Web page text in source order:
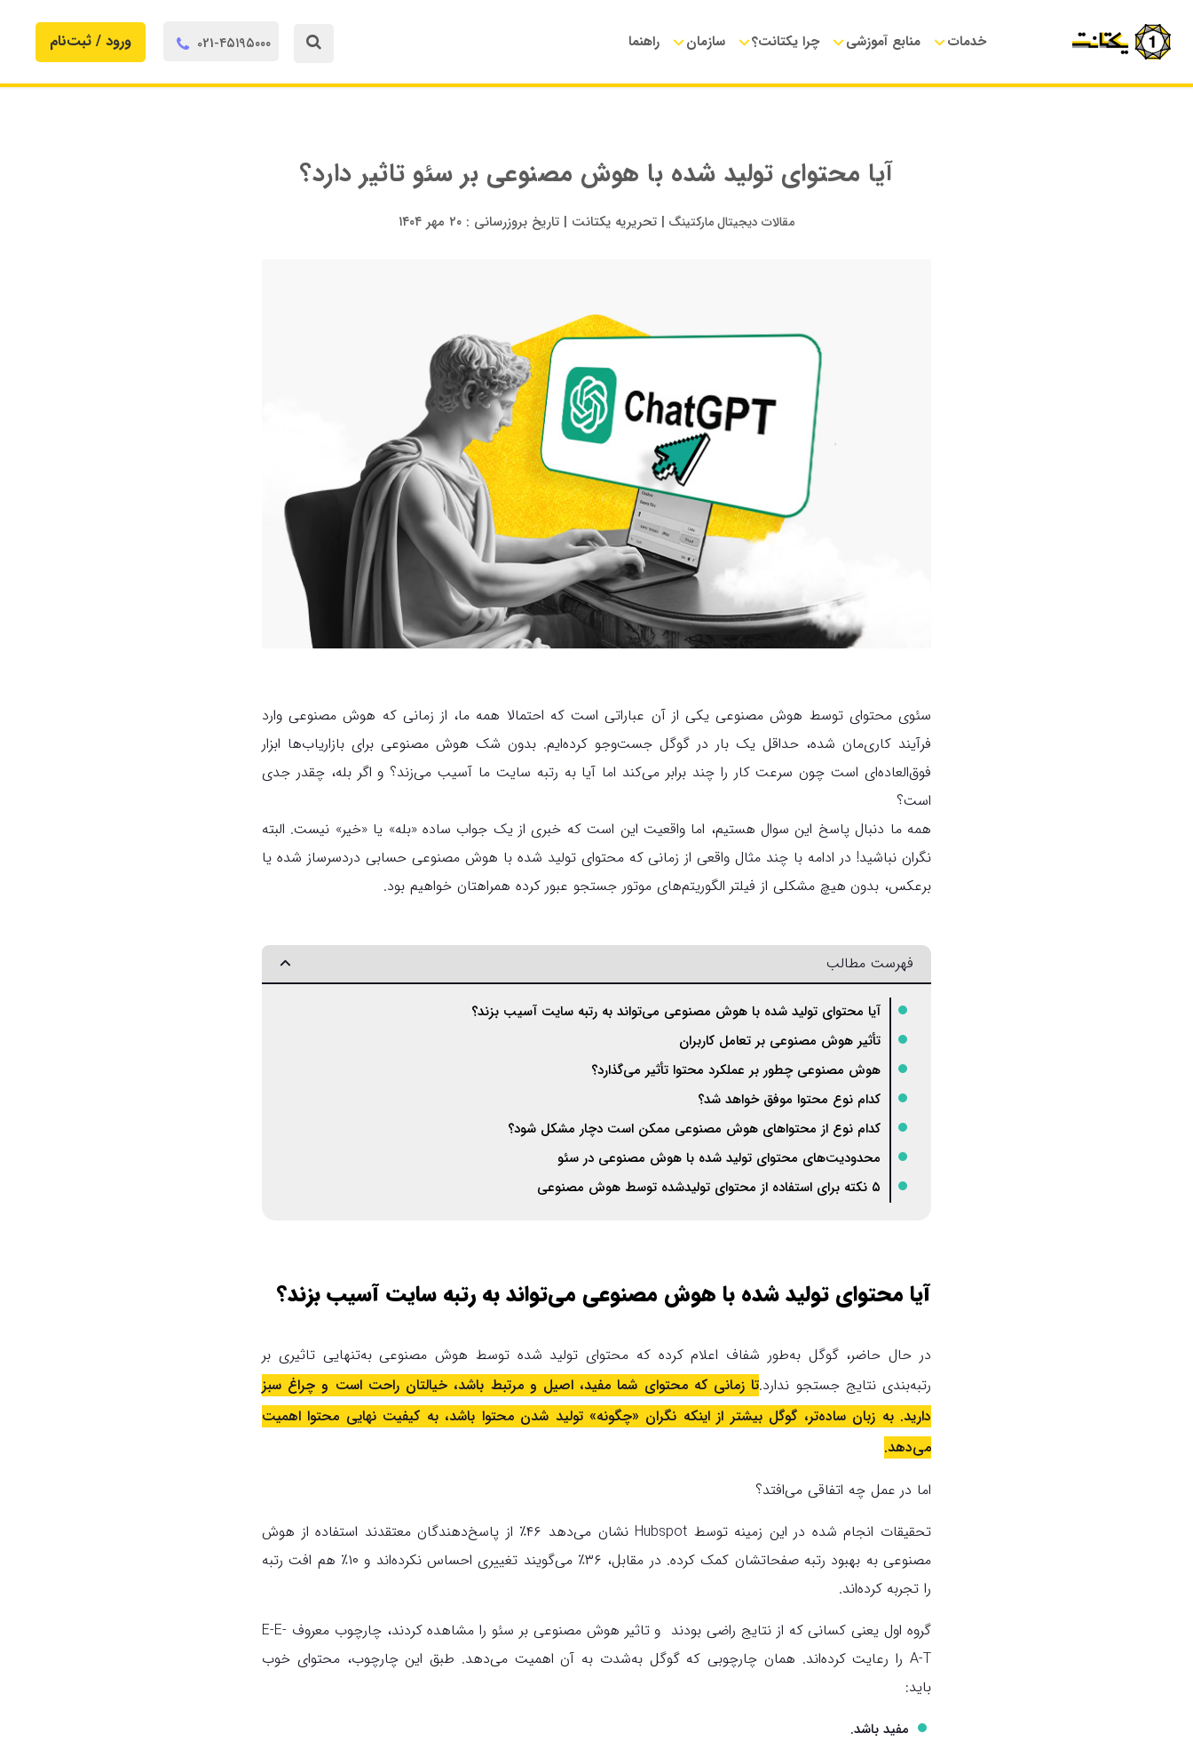
خدمات منابع آموزشی چرا یکتانت؟ سازمان راهنما  021-۴۵۱۹۵۰۰۰  ورود / ثبت‌‌نام
آیا محتوای تولید شده با هوش مصنوعی بر سئو تاثیر دارد؟
مقالات دیجیتال مارکتینگ | تحریریه یکتانت | تاریخ بروزرسانی : ۲۰ مهر ۱۴۰۴
سئوی محتوای توسط هوش مصنوعی یکی از آن عباراتی است که احتمالا همه ما، از زمانی که هوش مصنوعی وارد
فرآیند کاری‌مان شده، حداقل یک بار در گوگل جست‌وجو کرده‌ایم. بدون شک هوش مصنوعی برای بازاریاب‌ها ابزار
فوق‌العاده‌ای است چون سرعت کار را چند برابر می‌کند اما آیا به رتبه‌ سایت‌ ما آسیب می‌زند؟ و اگر بله، چقدر جدی
است؟
همه‌ ما دنبال پاسخ این سوال هستیم، اما واقعیت این است که خبری از یک جواب ساده‌ «بله» یا «خیر» نیست. البته
نگران نباشید! در ادامه با چند مثال واقعی از زمانی که محتوای تولید شده با هوش مصنوعی حسابی دردسرساز شده یا
برعکس، بدون هیچ مشکلی از فیلتر الگوریتم‌های موتور جستجو عبور کرده همراهتان خواهیم بود.
فهرست مطالب
آیا محتوای تولید شده با هوش مصنوعی می‌تواند به رتبه‌ سایت آسیب بزند؟
تأثیر هوش مصنوعی بر تعامل کاربران
هوش مصنوعی چطور بر عملکرد محتوا تأثیر می‌گذارد؟
کدام نوع محتوا موفق خواهد شد؟
کدام نوع از محتواهای هوش مصنوعی ممکن است دچار مشکل شود؟
محدودیت‌های محتوای تولید شده با هوش مصنوعی در سئو
۵ نکته برای استفاده از محتوای تولیدشده توسط هوش مصنوعی
آیا محتوای تولید شده با هوش مصنوعی می‌تواند به رتبه‌ سایت آسیب بزند؟
در حال حاضر، گوگل به‌طور شفاف اعلام کرده که محتوای تولید شده توسط هوش مصنوعی به‌تنهایی تاثیری بر
رتبه‌بندی نتایج جستجو ندارد.تا زمانی که محتوای شما مفید، اصیل و مرتبط باشد، خیالتان راحت است و چراغ سبز
دارید. به زبان ساده‌تر، گوگل بیشتر از اینکه نگران «چگونه» تولید شدن محتوا باشد، به کیفیت نهایی محتوا اهمیت
می‌دهد.
اما در عمل چه اتفاقی می‌افتد؟
تحقیقات انجام شده در این زمینه توسط Hubspot نشان می‌دهد ۴۶٪ از پاسخ‌دهندگان معتقدند استفاده از هوش
مصنوعی به بهبود رتبه‌ صفحاتشان کمک کرده. در مقابل، ۳۶٪ می‌گویند تغییری احساس نکرده‌اند و ۱۰٪ هم افت رتبه
را تجربه کرده‌اند.
گروه اول یعنی کسانی که از نتایج راضی بودند و تاثیر هوش مصنوعی بر سئو را مشاهده کردند، چارچوب معروف E-E-
A-T را رعایت کرده‌اند. همان چارچوبی که گوگل به‌شدت به آن اهمیت می‌دهد. طبق این چارچوب، محتوای خوب
باید:
مفید باشد.